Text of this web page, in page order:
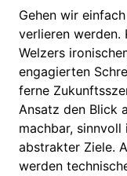
Gehen wir
verlieren
Welzers
engagierten
ferne
Ansatz den Blick
machbar,
abstrakter Ziele.
werden